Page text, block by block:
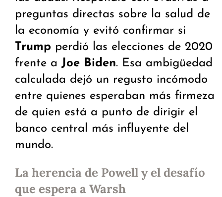
preguntas directas sobre la salud de
la economía y evitó confirmar si
Trump perdió las elecciones de 2020
frente a Joe Biden. Esa ambigüedad
calculada dejó un regusto incómodo
entre quienes esperaban más firmeza
de quien está a punto de dirigir el
banco central más influyente del
mundo.
La herencia de Powell y el desafío
que espera a Warsh